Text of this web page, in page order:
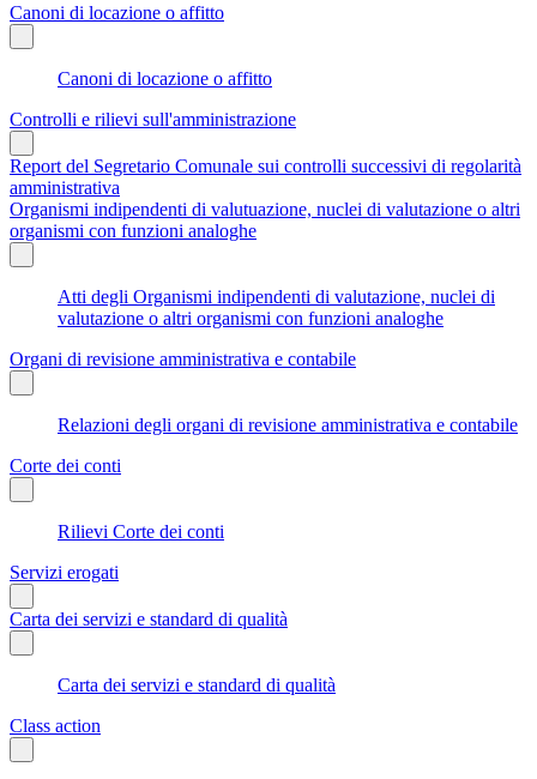
Canoni di locazione o affitto
Canoni di locazione o affitto
Controlli e rilievi sull'amministrazione
Report del Segretario Comunale sui controlli successivi di regolarità
amministrativa
Organismi indipendenti di valutuazione, nuclei di valutazione o altri
organismi con funzioni analoghe
Atti degli Organismi indipendenti di valutazione, nuclei di
valutazione o altri organismi con funzioni analoghe
Organi di revisione amministrativa e contabile
Relazioni degli organi di revisione amministrativa e contabile
Corte dei conti
Rilievi Corte dei conti
Servizi erogati
Carta dei servizi e standard di qualità
Carta dei servizi e standard di qualità
Class action